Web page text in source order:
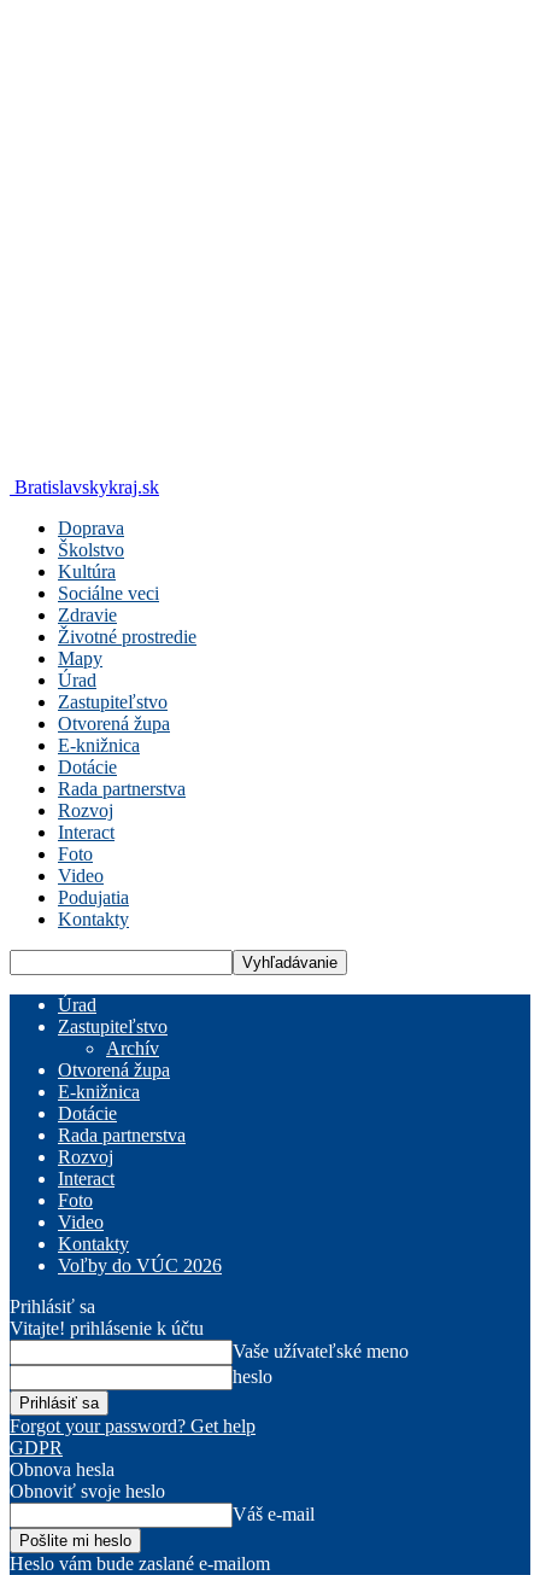
Bratislavskykraj.sk
Doprava
Školstvo
Kultúra
Sociálne veci
Zdravie
Životné prostredie
Mapy
Úrad
Zastupiteľstvo
Otvorená župa
E-knižnica
Dotácie
Rada partnerstva
Rozvoj
Interact
Foto
Video
Podujatia
Kontakty
Úrad
Zastupiteľstvo
Archív
Otvorená župa
E-knižnica
Dotácie
Rada partnerstva
Rozvoj
Interact
Foto
Video
Kontakty
Voľby do VÚC 2026
Prihlásiť sa
Vitajte! prihlásenie k účtu
Vaše užívateľské meno
heslo
Forgot your password? Get help
GDPR
Obnova hesla
Obnoviť svoje heslo
Váš e-mail
Heslo vám bude zaslané e-mailom